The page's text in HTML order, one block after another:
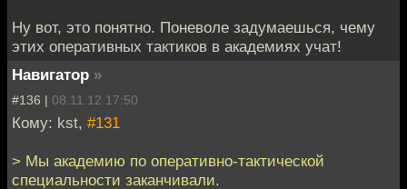
Ну вот, это понятно. Поневоле задумаешься, чему
этих оперативных тактиков в академиях учат!
Навигатор »
#136 | 08.11.12 17:50
Кому: kst, #131
> Мы академию по оперативно-тактической
специальности заканчивали.